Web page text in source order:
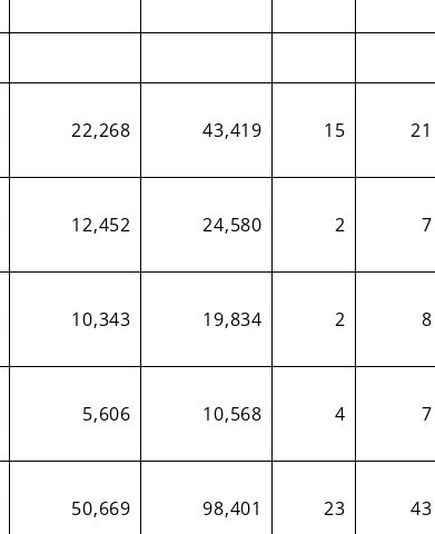
22,268 43,419 15 21
12,452 24,580 2 7
10,343 19,834 2 8
5,606 10,568 4 7
50,669 98,401 23 43